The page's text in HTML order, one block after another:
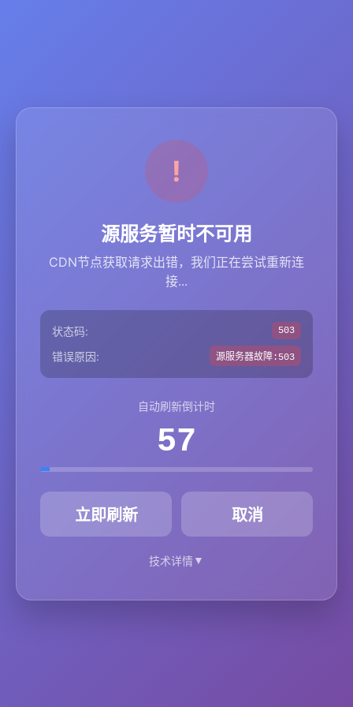
源服务暂时不可用
CDN节点获取请求出错，我们正在尝试重新连
接...
状态码: 503
错误原因: 源服务器故障:503
自动刷新倒计时
57
立即刷新 取消
技术详情▼